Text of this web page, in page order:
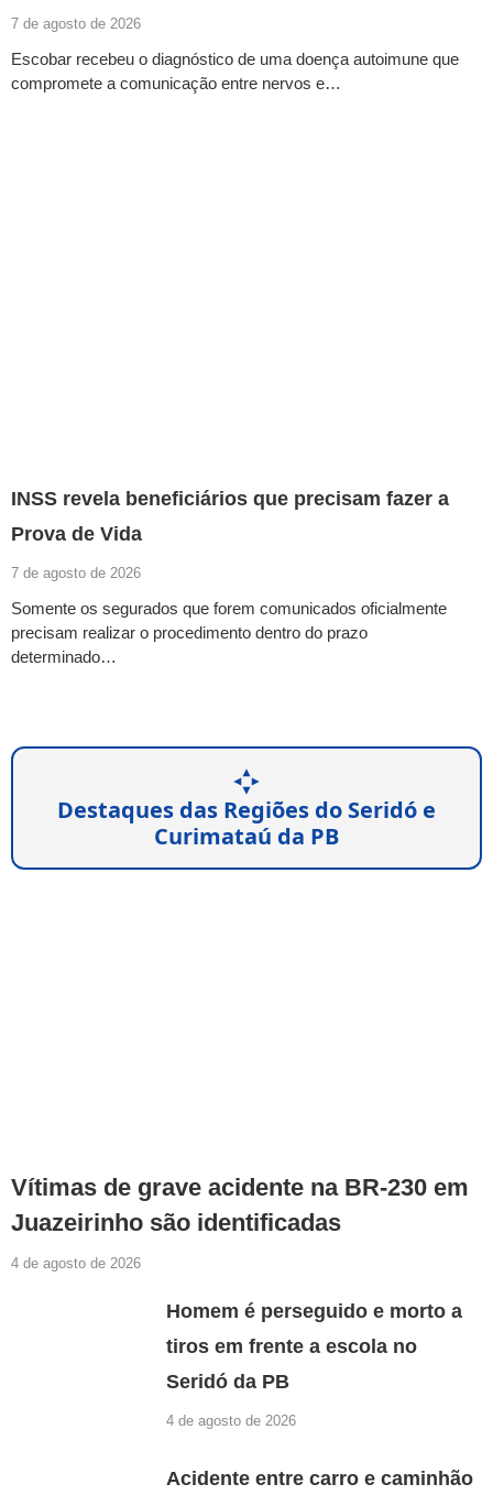
7 de agosto de 2026
Escobar recebeu o diagnóstico de uma doença autoimune que
compromete a comunicação entre nervos e…
INSS revela beneficiários que precisam fazer a
Prova de Vida
7 de agosto de 2026
Somente os segurados que forem comunicados oficialmente
precisam realizar o procedimento dentro do prazo
determinado…
Destaques das Regiões do Seridó e
Curimataú da PB
Vítimas de grave acidente na BR-230 em
Juazeirinho são identificadas
4 de agosto de 2026
Homem é perseguido e morto a
tiros em frente a escola no
Seridó da PB
4 de agosto de 2026
Acidente entre carro e caminhão